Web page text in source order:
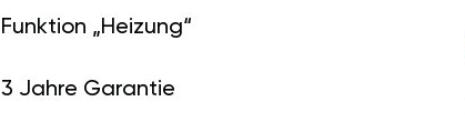
Funktion „Heizung“
3 Jahre Garantie